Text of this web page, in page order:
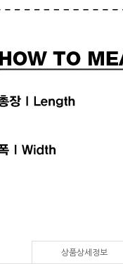
상품상세정보